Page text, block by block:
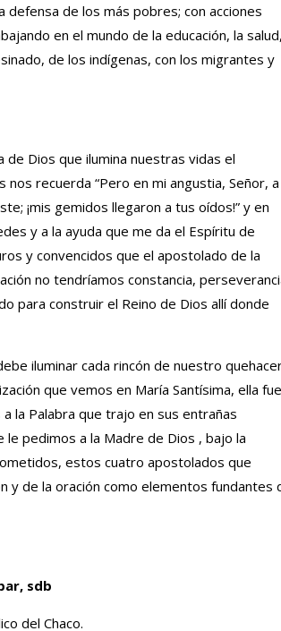
defensa de los más pobres; con acciones
en el mundo de la educación, la
de los indígenas, con los migrantes y
Dios que ilumina nuestras vidas el
nos recuerda “Pero en mi angustia, Señor,
¡mis gemidos llegaron a tus oídos!” y en
y a la ayuda que me da el Espíritu de
y convencidos que el apostolado de la
no tendríamos constancia,
para construir el Reino de Dios allí donde
iluminar cada rincón de nuestro
que vemos en María Santísima, ella fue
la Palabra que trajo en sus entrañas
pedimos a la Madre de Dios , bajo la
estos cuatro apostolados que
y de la oración como elementos fundantes
sdb
del Chaco.